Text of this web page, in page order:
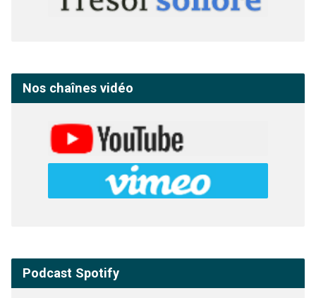
Nos chaînes vidéo
Podcast Spotify